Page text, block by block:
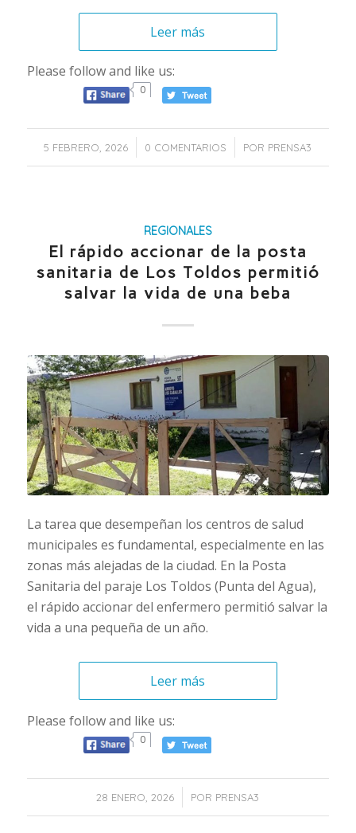
Leer más
Please follow and like us:
0
5 FEBRERO, 2026
/ 0 COMENTARIOS
/ POR PRENSA3
REGIONALES
El rápido accionar de la posta
sanitaria de Los Toldos permitió
salvar la vida de una beba
La tarea que desempeñan los centros de salud
municipales es fundamental, especialmente en las
zonas más alejadas de la ciudad. En la Posta
Sanitaria del paraje Los Toldos (Punta del Agua),
el rápido accionar del enfermero permitió salvar la
vida a una pequeña de un año.
Leer más
Please follow and like us:
0
28 ENERO, 2026
/ POR PRENSA3